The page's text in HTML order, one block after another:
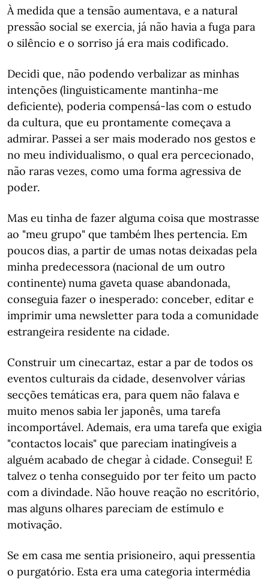
À medida que a tensão aumentava, e a natural
pressão social se exercia, já não havia a fuga para
o silêncio e o sorriso já era mais codificado.
Decidi que, não podendo verbalizar as minhas
intenções (linguisticamente mantinha-me
deficiente), poderia compensá-las com o estudo
da cultura, que eu prontamente começava a
admirar. Passei a ser mais moderado nos gestos e
no meu individualismo, o qual era percecionado,
não raras vezes, como uma forma agressiva de
poder.
Mas eu tinha de fazer alguma coisa que mostrasse
ao "meu grupo" que também lhes pertencia. Em
poucos dias, a partir de umas notas deixadas pela
minha predecessora (nacional de um outro
continente) numa gaveta quase abandonada,
conseguia fazer o inesperado: conceber, editar e
imprimir uma newsletter para toda a comunidade
estrangeira residente na cidade.
Construir um cinecartaz, estar a par de todos os
eventos culturais da cidade, desenvolver várias
secções temáticas era, para quem não falava e
muito menos sabia ler japonês, uma tarefa
incomportável. Ademais, era uma tarefa que exigia
"contactos locais" que pareciam inatingíveis a
alguém acabado de chegar à cidade. Consegui! E
talvez o tenha conseguido por ter feito um pacto
com a divindade. Não houve reação no escritório,
mas alguns olhares pareciam de estímulo e
motivação.
Se em casa me sentia prisioneiro, aqui pressentia
o purgatório. Esta era uma categoria intermédia